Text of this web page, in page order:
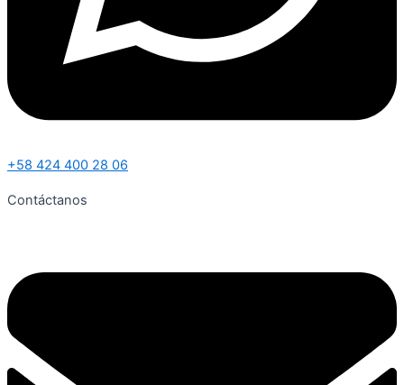
+58 424 400 28 06
Contáctanos